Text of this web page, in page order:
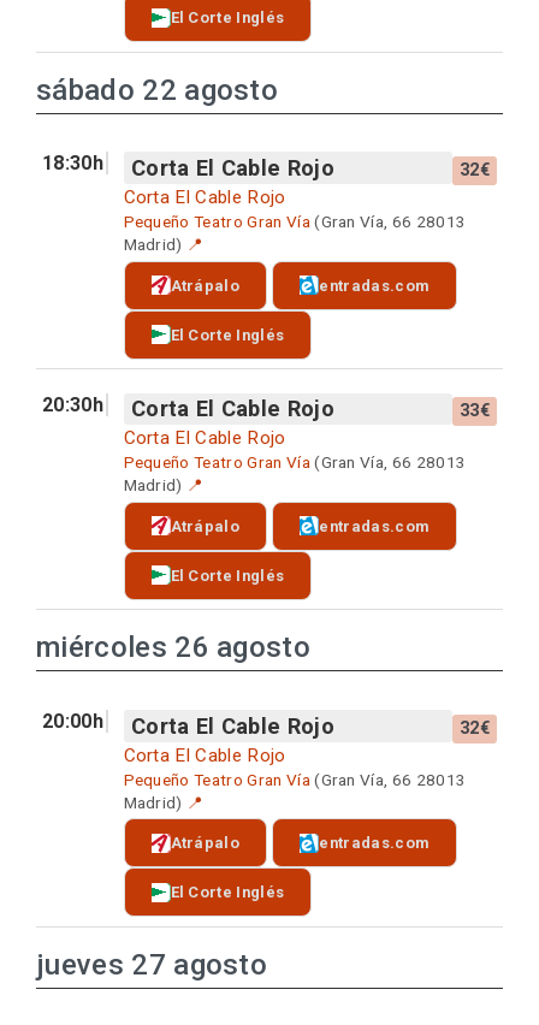
El Corte Inglés
sábado 22 agosto
18:30h Corta El Cable Rojo 32€
Corta El Cable Rojo
Pequeño Teatro Gran Vía (Gran Vía, 66 28013
Madrid) 📍
Atrápalo entradas.com
El Corte Inglés
20:30h Corta El Cable Rojo 33€
Corta El Cable Rojo
Pequeño Teatro Gran Vía(Gran Vía, 66 28013
Madrid) 📍
Atrápalo entradas.com
El Corte Inglés
miércoles 26 agosto
20:00h Corta El Cable Rojo 32€
Corta El Cable Rojo
Pequeño Teatro Gran Vía (Gran Vía, 66 28013
Madrid) 📍
Atrápalo entradas.com
El Corte Inglés
jueves 27 agosto